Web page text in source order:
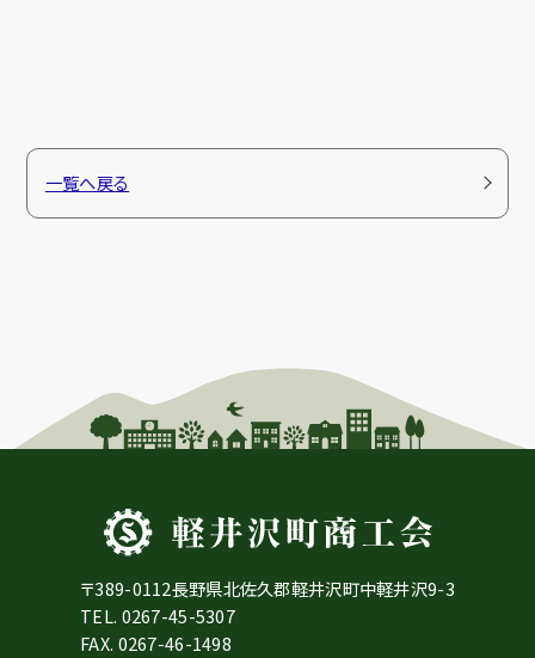
一覧へ戻る
〒389-0112長野県北佐久郡軽井沢町中軽井沢9-3
TEL. 0267-45-5307
FAX. 0267-46-1498